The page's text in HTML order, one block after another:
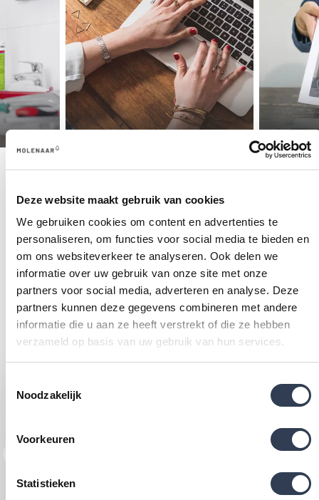
Deze website maakt gebruik van cookies
We gebruiken cookies om content en advertenties te
personaliseren, om functies voor social media te bieden en
om ons websiteverkeer te analyseren. Ook delen we
informatie over uw gebruik van onze site met onze
partners voor social media, adverteren en analyse. Deze
partners kunnen deze gegevens combineren met andere
informatie die u aan ze heeft verstrekt of die ze hebben
verzameld op basis van uw gebruik van hun services.
Noodzakelijk
Voorkeuren
Statistieken
LAAT JE INSPIRERENEN
JE EIGEN STIJL
Bij Molenaar bepaal jij de badkamerstijl die bij je past -
van industrieel tot modern, van basic tot landelijk. Of je
nu kiest voor een inloopdouche of een totaalrenovatie
met luxe afwerking, wij zorgen ervoor dat je badkamer
helemaal aansluit bij jouw persoonlijke smaak en
behoeften.
Stoer en robuust
INDUSTRIEEL